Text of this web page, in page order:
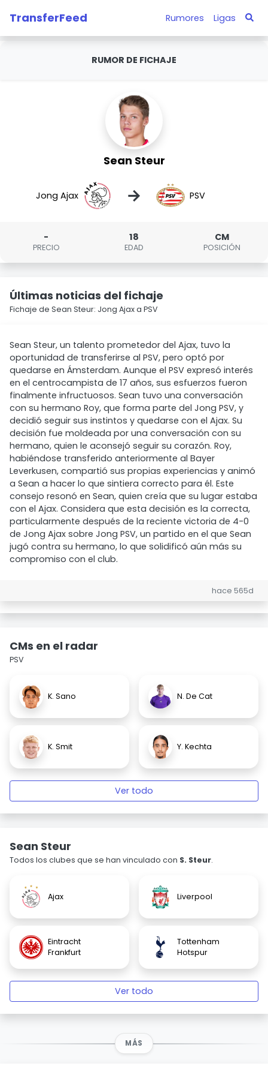
TransferFeed Rumores Ligas
RUMOR DE FICHAJE
Sean Steur
Jong Ajax → PSV
-
PRECIO
18
EDAD
CM
POSICIÓN
Últimas noticias del fichaje
Fichaje de Sean Steur: Jong Ajax a PSV
Sean Steur, un talento prometedor del Ajax, tuvo la
oportunidad de transferirse al PSV, pero optó por
quedarse en Ámsterdam. Aunque el PSV expresó interés
en el centrocampista de 17 años, sus esfuerzos fueron
finalmente infructuosos. Sean tuvo una conversación
con su hermano Roy, que forma parte del Jong PSV, y
decidió seguir sus instintos y quedarse con el Ajax. Su
decisión fue moldeada por una conversación con su
hermano, quien le aconsejó seguir su corazón. Roy,
habiéndose transferido anteriormente al Bayer
Leverkusen, compartió sus propias experiencias y animó
a Sean a hacer lo que sintiera correcto para él. Este
consejo resonó en Sean, quien creía que su lugar estaba
con el Ajax. Considera que esta decisión es la correcta,
particularmente después de la reciente victoria de 4-0
de Jong Ajax sobre Jong PSV, un partido en el que Sean
jugó contra su hermano, lo que solidificó aún más su
compromiso con el club.
hace 565d
CMs en el radar
PSV
K. Sano N. De Cat
K. Smit Y. Kechta
Ver todo
Sean Steur
Todos los clubes que se han vinculado con S. Steur.
Ajax Liverpool
Eintracht
Frankfurt
Tottenham
Hotspur
Ver todo
MÁS